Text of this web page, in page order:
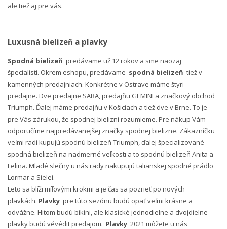
ale tiež aj pre vás.
Luxusná bielizeň a plavky
Spodná bielizeň predávame už 12 rokov a sme naozaj
špecialisti. Okrem eshopu, predávame spodná bielizeň tiež v
kamenných predajniach. Konkrétne v Ostrave máme štyri
predajne. Dve predajne SARA, predajňu GEMINI a značkový obchod
Triumph. Ďalej máme predajňu v Košiciach a tiež dve v Brne. To je
pre Vás zárukou, že spodnej bielizni rozumieme. Pre nákup Vám
odporučíme najpredávanejšej značky spodnej bielizne. Zákazníčku
veľmi radi kupujú spodnú bielizeň Triumph, ďalej špecializované
spodná bielizeň na nadmerné veľkosti a to spodnú bielizeň Anita a
Felina. Mladé slečny u nás rady nakupujú talianskej spodné prádlo
Lormar a Sielei.
Leto sa blíži míľovými krokmi a je čas sa pozrieť po nových
plavkách. Plavky pre túto sezónu budú opäť veľmi krásne a
odvážne. Hitom budú bikini, ale klasické jednodielne a dvojdielne
plavky budú vévédit predajom. Plavky 2021 môžete u nás